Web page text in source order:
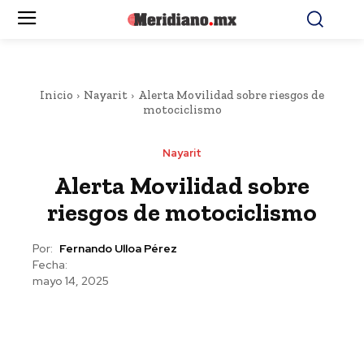
Inicio Nayarit
Alerta Movilidad sobre riesgos de
motociclismo
Nayarit
Alerta Movilidad sobre
riesgos de motociclismo
Por: Fernando Ulloa Pérez
Fecha:
mayo 14, 2025